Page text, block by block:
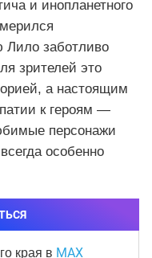
и инопланетного
Лило заботливо
зрителей это
а настоящим
к героям —
персонажи
особенно
края в MAX